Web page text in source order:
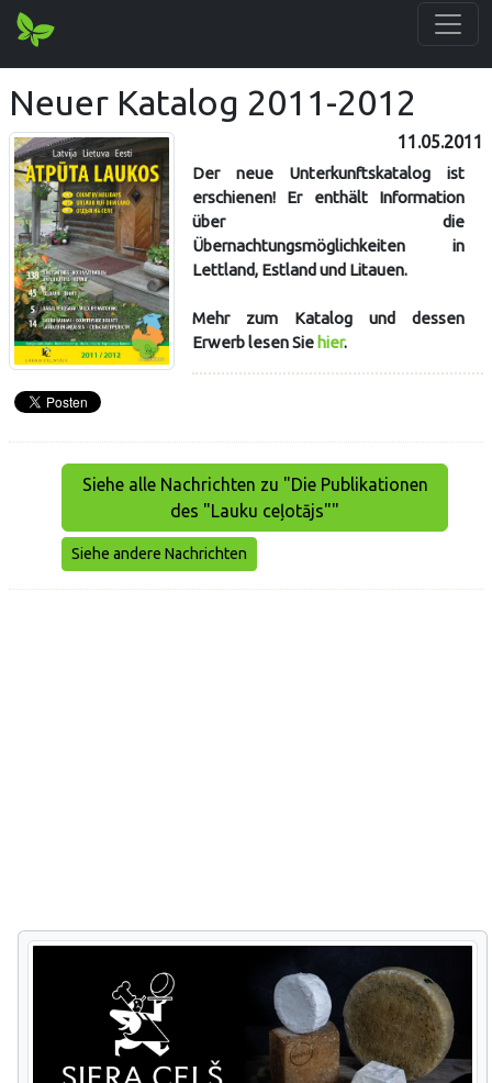
Neuer Katalog 2011-2012
11.05.2011
Der neue Unterkunftskatalog ist
erschienen! Er enthält Information
über die
Übernachtungsmöglichkeiten in
Lettland, Estland und Litauen.
Mehr zum Katalog und dessen
Erwerb lesen Sie hier.
Siehe alle Nachrichten zu "Die Publikationen
des "Lauku ceļotājs""
Siehe andere Nachrichten